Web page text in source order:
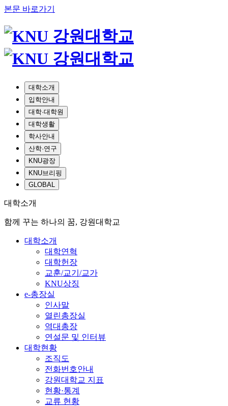
본문 바로가기
대학소개
입학안내
대학·대학원
대학생활
학사안내
산학·연구
KNU광장
KNU브리핑
GLOBAL
대학소개
함께 꾸는 하나의 꿈, 강원대학교
대학소개
대학연혁
대학헌장
교훈/교기/교가
KNU상징
e-총장실
인사말
열린총장실
역대총장
연설문 및 인터뷰
대학현황
조직도
전화번호안내
강원대학교 지표
현황·통계
교류 현황